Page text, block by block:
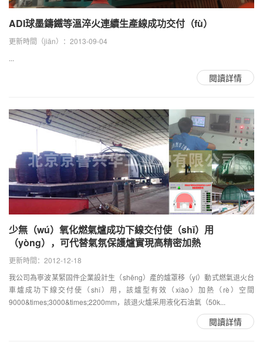
ADI球墨鑄鐵等溫淬火連續生產線成功交付（fù）
更新時間（jiān）：2013-09-04
...
閱讀詳情
少無（wú）氧化燃氣爐成功下線交付使（shǐ）用
（yòng），可代替氣氛保護爐實現高精密加熱
更新時間：2012-12-18
我公司為寧波某緊固件企業設計生（shēng）產的爐罩移（yí）動式燃氣退火台
車爐成功下線交付使（shǐ）用，該爐型有效（xiào）加熱（rè）空間
9000&times;3000&times;2200mm，該退火爐采用液化石油氣（50k...
閱讀詳情